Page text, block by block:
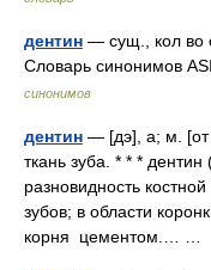
дентин — сущ., кол во
Словарь синонимов
синонимов
дентин — [дэ], а; м. [от
ткань зуба. * * *
разновидность
зубов; в области
корня цементом.… …